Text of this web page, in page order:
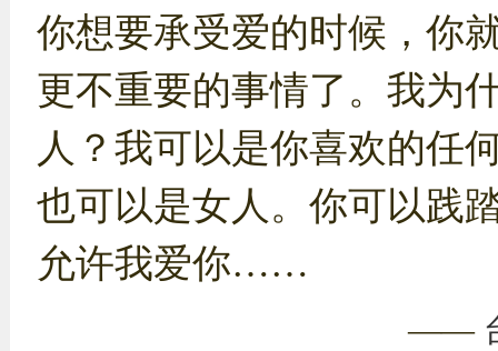
你想要承受爱的时候，你
更不重要的事情了。我为
人？我可以是你喜欢的任
也可以是女人。你可以践
允许我爱你……
——